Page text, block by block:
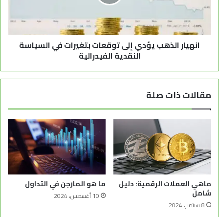
انهيار الذهب يؤدي إلى توقعات بتغيرات في السياسة
النقدية الفيدرالية
مقالات ذات صلة
ماهي العملات الرقمية: دليل
شامل
8 سبتمبر، 2024
ما هو المارجن في التداول
10 أغسطس، 2024